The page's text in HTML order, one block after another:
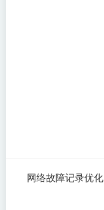
网络故障记录优化